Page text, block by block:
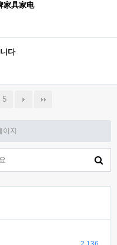
家具家电
다
5
이지